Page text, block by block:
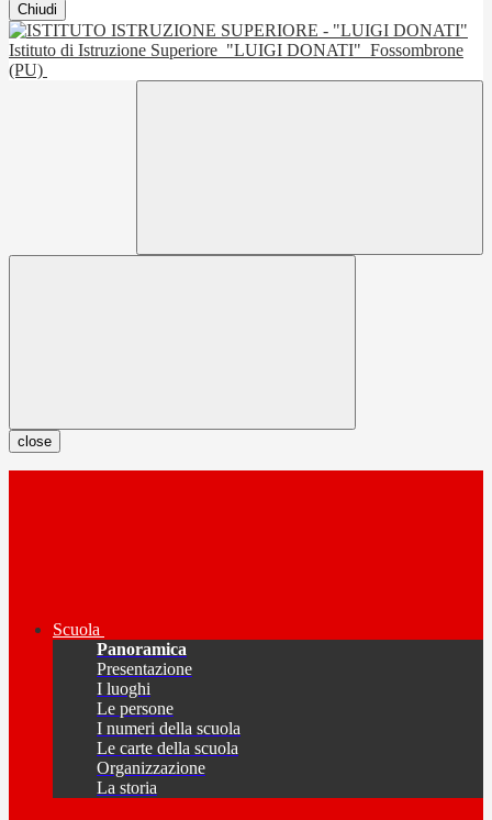
Chiudi
Istituto di Istruzione Superiore "LUIGI DONATI" Fossombrone
(PU)
close
Scuola
Panoramica
Presentazione
I luoghi
Le persone
I numeri della scuola
Le carte della scuola
Organizzazione
La storia